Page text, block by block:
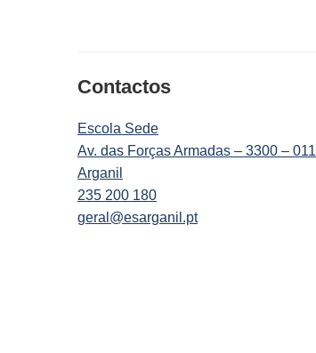
Contactos
Escola Sede
Av. das Forças Armadas – 3300 – 011
Arganil
235 200 180
geral@esarganil.pt